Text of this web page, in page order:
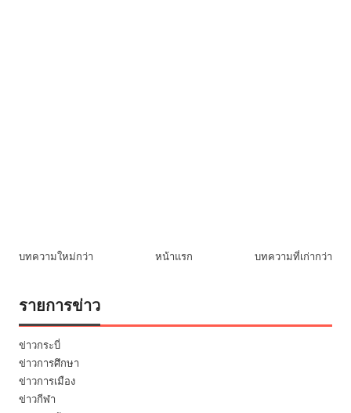
บทความใหม่กว่า บทความที่เก่ากว่า
หน้าแรก
รายการข่าว
ข่าวกระบี่
ข่าวการศึกษา
ข่าวการเมือง
ข่าวกีฬา